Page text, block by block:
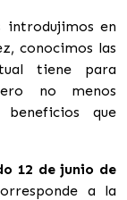
introdujimos en
conocimos las
tiene para
no menos
que
12 de junio de
a la